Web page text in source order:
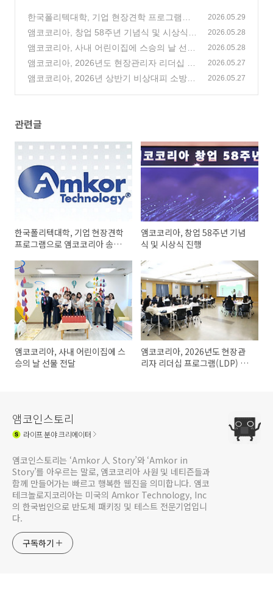
한국폴리텍대학, 기업 현장견학 프로그램으
로 앰코코리아 송도사업장 방문
(1)
2026.05.29
앰코코리아, 창업 58주년 기념식 및 시상식
진행
(3)
2026.05.28
앰코코리아, 사내 어린이집에 스승의 날 선물
전달
(0)
2026.05.28
앰코코리아, 2026년도 현장관리자 리더십 프
로그램(LDP) 실시
(0)
2026.05.27
앰코코리아, 2026년 상반기 비상대피 소방훈
2026.05.27
관련글
한국폴리텍대학, 기업 현장견학
프로그램으로 앰코코리아 송도
앰코코리아, 창업 58주년 기념
식 및 시상식 진행
앰코코리아, 사내 어린이집에 스
승의 날 선물 전달
앰코코리아, 2026년도 현장관
리자 리더십 프로그램(LDP) 실
앰코인스토리
라이프분야 크리에이터
앰코인스토리는 ‘Amkor 人 Story’와 ‘Amkor in
Story’를 아우르는 말로, 앰코코리아 사원 및 네티즌들과
함께 만들어가는 빠르고 행복한 웹진을 의미합니다. 앰코
테크놀로지코리아는 미국의 Amkor Technology, Inc
의 한국법인으로 반도체 패키징 및 테스트 전문기업입니
다.
구독하기